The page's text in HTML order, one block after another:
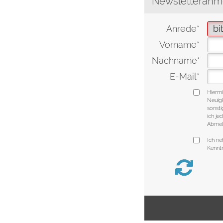
Anrede*
Vorname*
Nachname*
E-Mail*
ich
Ich